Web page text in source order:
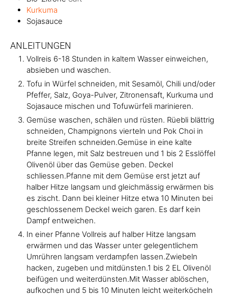
Kurkuma
Sojasauce
ANLEITUNGEN
Vollreis 6-18 Stunden in kaltem Wasser einweichen,
absieben und waschen.
Tofu in Würfel schneiden, mit Sesamöl, Chili und/oder
Pfeffer, Salz, Goya-Pulver, Zitronensaft, Kurkuma und
Sojasauce mischen und Tofuwürfeli marinieren.
Gemüse waschen, schälen und rüsten. Rüebli blättrig
schneiden, Champignons vierteln und Pok Choi in
breite Streifen schneiden.Gemüse in eine kalte
Pfanne legen, mit Salz bestreuen und 1 bis 2 Esslöffel
Olivenöl über das Gemüse geben. Deckel
schliessen.Pfanne mit dem Gemüse erst jetzt auf
halber Hitze langsam und gleichmässig erwärmen bis
es zischt. Dann bei kleiner Hitze etwa 10 Minuten bei
geschlossenem Deckel weich garen. Es darf kein
Dampf entweichen.
In einer Pfanne Vollreis auf halber Hitze langsam
erwärmen und das Wasser unter gelegentlichem
Umrühren langsam verdampfen lassen.Zwiebeln
hacken, zugeben und mitdünsten.1 bis 2 EL Olivenöl
beifügen und weiterdünsten.Mit Wasser ablöschen,
aufkochen und 5 bis 10 Minuten leicht weiterköcheln